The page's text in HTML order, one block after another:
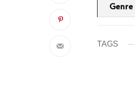
Genre
TAGS